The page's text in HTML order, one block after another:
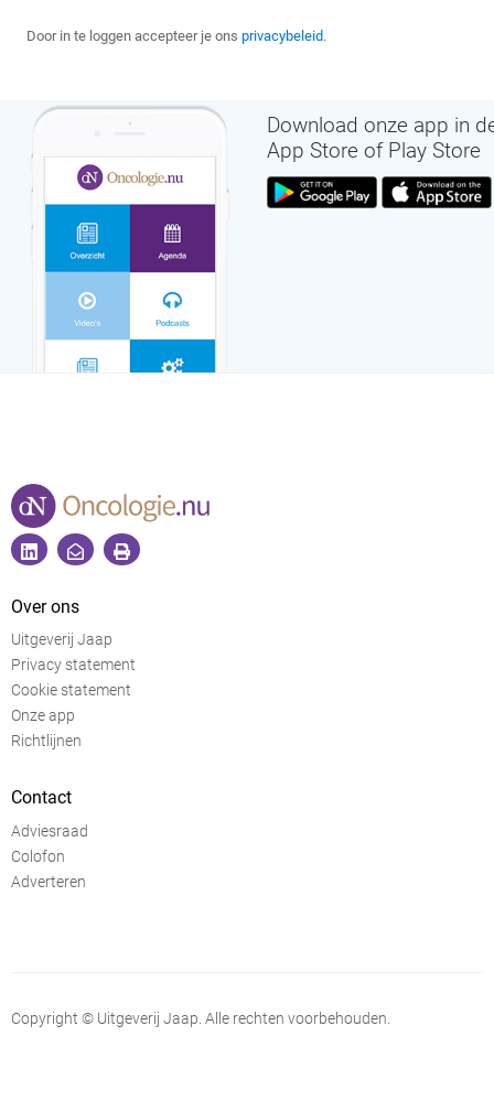
Door in te loggen accepteer je ons privacybeleid.
Download onze app in
App Store of Play Store
Over ons
Uitgeverij Jaap
Privacy statement
Cookie statement
Onze app
Richtlijnen
Contact
Adviesraad
Colofon
Adverteren
Copyright © Uitgeverij Jaap. Alle rechten voorbehouden.